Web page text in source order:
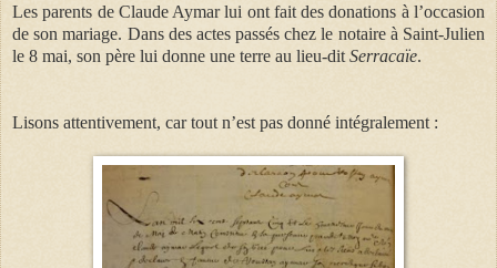
Les parents de Claude Aymar lui ont fait des donations à l’occasion
de son mariage. Dans des actes passés chez le notaire à Saint-Julien
le 8 mai, son père lui donne une terre au lieu-dit Serracaïe.
Lisons attentivement, car tout n’est pas donné intégralement :